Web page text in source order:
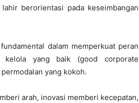
berorientasi pada keseimbangan
dalam memperkuat peran
yang baik (good corporate
yang kokoh.
arah, inovasi memberi kecepatan,